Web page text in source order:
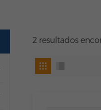
2 resultados